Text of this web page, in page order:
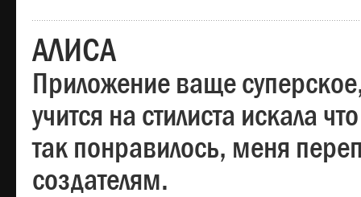
АЛИСА
Приложение ваще
учится на стилиста искала
так понравилось, меня
создателям.